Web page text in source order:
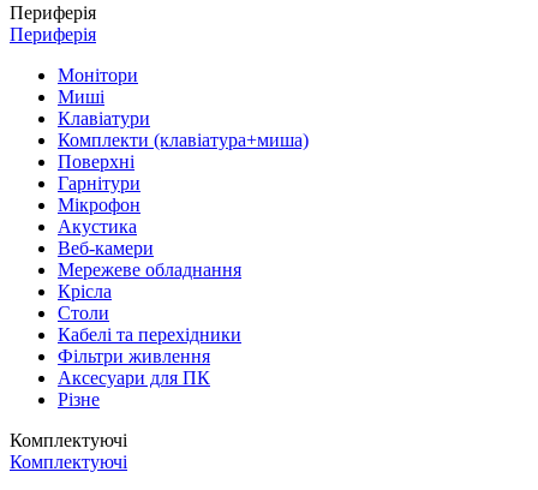
Периферія
Периферія
Монітори
Миші
Клавіатури
Комплекти (клавіатура+миша)
Поверхні
Гарнітури
Мікрофон
Акустика
Веб-камери
Мережеве обладнання
Крісла
Столи
Кабелі та перехідники
Фільтри живлення
Аксесуари для ПК
Різне
Комплектуючі
Комплектуючі